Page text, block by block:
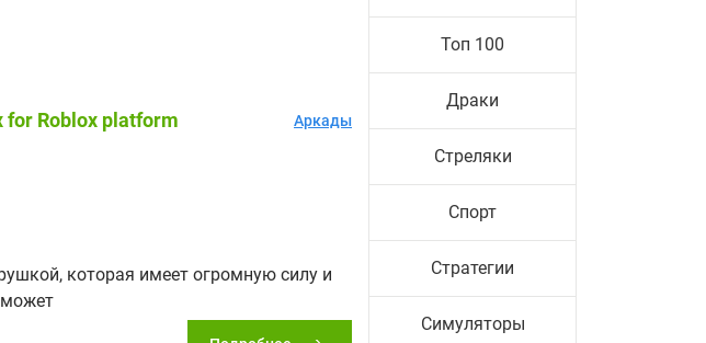
for Roblox platform
которая имеет огромную силу и
Аркады
Топ 100
Драки
Стреляки
Спорт
Стратегии
Симуляторы